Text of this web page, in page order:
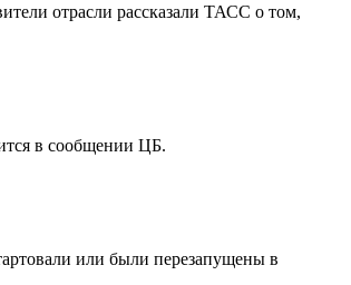
отрасли рассказали ТАСС о том,
в сообщении ЦБ.
или были перезапущены в